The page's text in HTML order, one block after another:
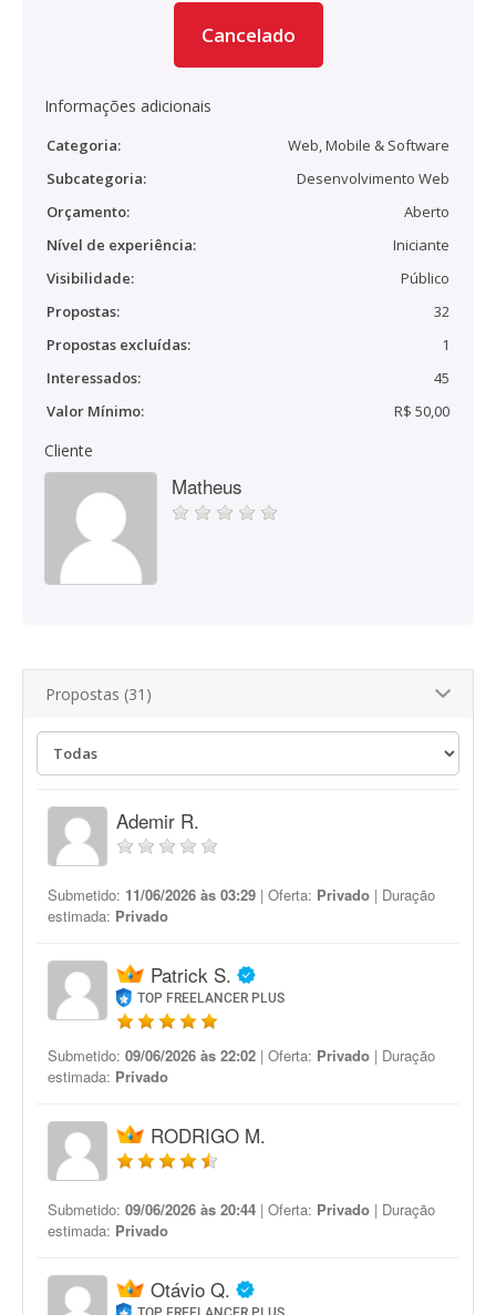
Cancelado
Informações adicionais
Categoria:
Web, Mobile & Software
Subcategoria:
Desenvolvimento Web
Orçamento:
Aberto
Nível de experiência:
Iniciante
Visibilidade:
Público
Propostas:
32
Propostas excluídas:
1
Interessados:
45
Valor Mínimo:
R$ 50,00
Cliente
Matheus
Propostas (31)
Ademir R.
Submetido: 11/06/2026 às 03:29 | Oferta: Privado | Duração
estimada: Privado
Patrick S.
TOP FREELANCER PLUS
Submetido: 09/06/2026 às 22:02 | Oferta: Privado | Duração
estimada: Privado
RODRIGO M.
Submetido: 09/06/2026 às 20:44 | Oferta: Privado | Duração
estimada: Privado
Otávio Q.